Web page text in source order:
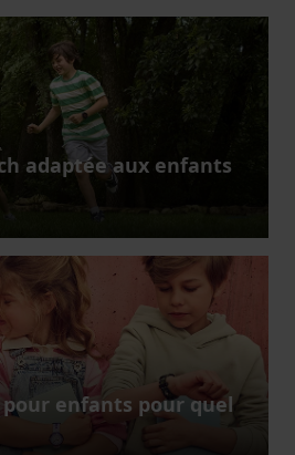
adaptée aux enfants
enfants pour quel